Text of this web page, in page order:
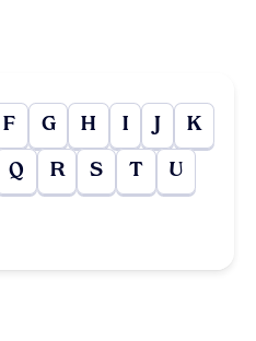
F G H I J K
Q R S T U